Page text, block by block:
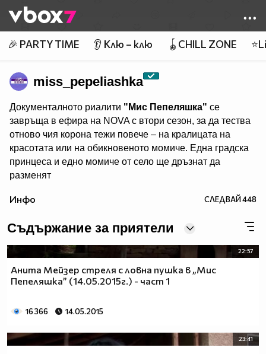
👾
🎉 PARTY TIME 👂 Клю – клю 🪀CHILL ZONE
miss_pepeliashka
Документалното риалити "Мис Пепеляшка" се
завръща в ефира на NOVA с втори сезон, за да тества
отново чия корона тежи повече – на кралицата на
красотата или на обикновеното момиче. Една градска
принцеса и едно момиче от село ще дръзнат да
разменят
напусне живота си на село, за да попадне под
лукса, за да се изправи лице в лице със сурова и
напълно непозната за нея действителност.
"Мис Пепеляшка"от 17 ноември: четвъртък от 20.00 ч.
по NOVA
Инфо СЛЕДВАЙ448
Съдържание за приятели
22:57
Анита Мейзер стреля с ловна пушка в „Мис
Пепеляшка” (14.05.2015г.) - част 1
16 366 14.05.2015
23:41